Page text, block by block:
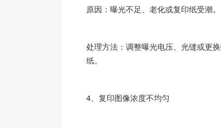
原因：曝光不足、老化或复印纸受潮。
处理方法：调整曝光电压、光缝或更
纸。
4、复印图像浓度不均匀